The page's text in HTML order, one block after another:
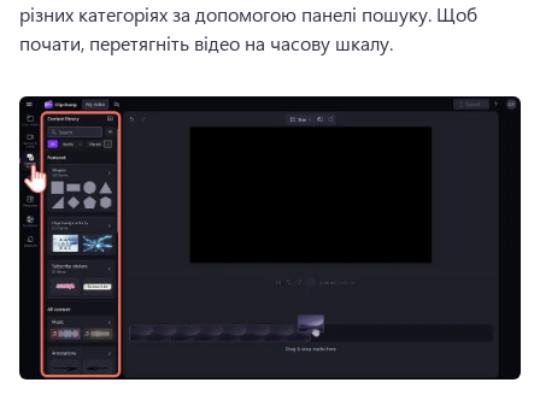
різних категоріях за допомогою панелі пошуку. Щоб
почати, перетягніть відео на часову шкалу.